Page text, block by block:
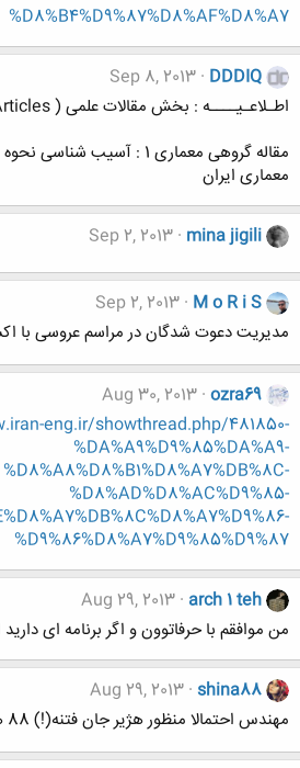
%D8%B4%D9%87%D8%AF%D8%A7
DDDIQ
Sep 8, 2013
اطـلاعـیــــه : بخش مقالات علمی ( Articles )
مقاله گروهی معماری 1 :
معماری ایران
mina jigili
Sep 2, 2013
M o R i S
Sep 2, 2013
مدیریت دعوت شدگان در مراسم عروسی با
ozra69
Aug 30, 2013
eng.ir/showthread.php/481850-
%DA%A9%D9%85%DA%A9-
%D8%A8%D8%B1%D8%A7%DB%8C-
%D8%AD%D8%AC%D9%85-
%D9%86%D8%A7%D9%85%D9%87
arch 1 teh
Aug 29, 2013
من موافقم با حرفاتوون و اگر برنامه ای
shina88
Aug 29, 2013
مهندس احتمالا منظور هژیر جان فتنه(!) 88 هست!